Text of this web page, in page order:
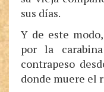
sus días.
Y de este
por la
contrapeso
donde muere el